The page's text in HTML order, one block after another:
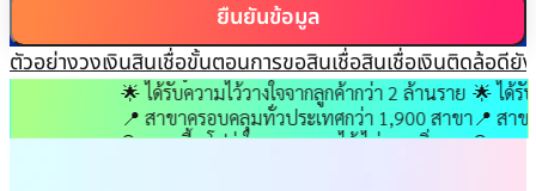
ยืนยันข้อมูล
ตัวอย่างวงเงินสินเชื่อขั้นตอนการขอสินเชื่อสินเชื่อเงินติดล้อดียัง
ทำไมลูกค้ากว่า 2 ล้านคนถึงเลือกเงินติดล้อ?
รีวิวจากลูกค้าจริงกว่า 50,000 คน บนแอปติดใจ
ได้รับความไว้วางใจจากลูกค้ากว่า2 ล้านราย
สาขาครอบคลุมทั่วประเทศกว่า1,900 สาขา
🔍ดอกเบี้ยโปร่งใสตรวจสอบได้ ไม่บวกเพิ่ม
ทำไมลูกค้าก
รีวิวจากลูกค้
🌟ได้รับควา
📍สาขาคร
🔍ดอกเบี้ย